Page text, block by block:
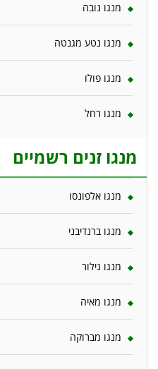
מנגו נובה
מנגו נטע מגנטה
מנגו פולו
מנגו רחל
מנגו זנים רשמיים
מנגו אלפונסו
מנגו ברנדיבני
מנגו גילור
מנגו מאיה
מנגו מברוקה